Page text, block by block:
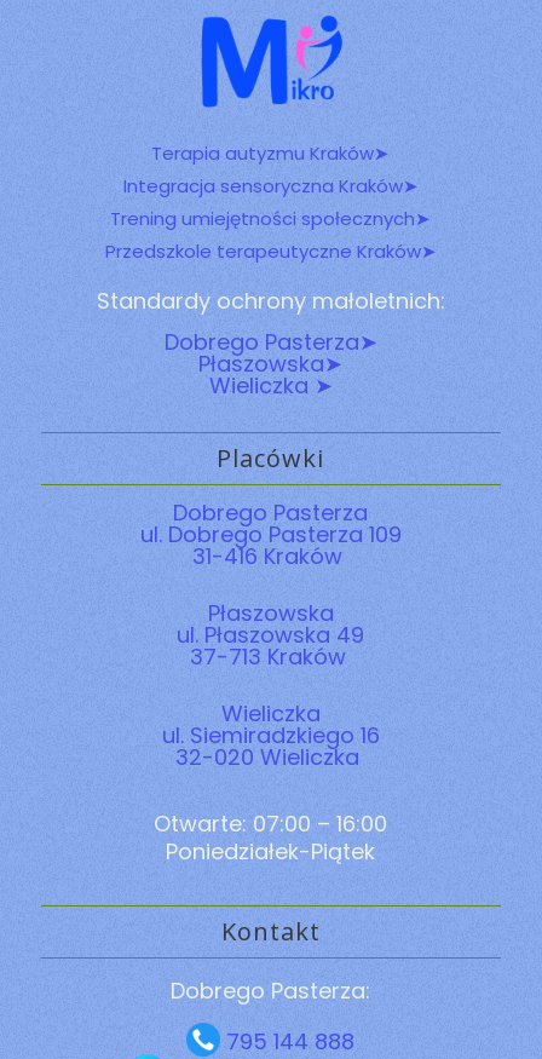
Terapia autyzmu Kraków➤
Integracja sensoryczna Kraków➤
Trening umiejętności społecznych➤
Przedszkole terapeutyczne Kraków➤
Standardy ochrony małoletnich:
Dobrego Pasterza➤
Płaszowska➤
Wieliczka ➤
Placówki
Dobrego Pasterza
ul. Dobrego Pasterza 109
31-416 Kraków
Płaszowska
ul. Płaszowska 49
37-713 Kraków
Wieliczka
ul. Siemiradzkiego 16
32-020 Wieliczka
Otwarte: 07:00 – 16:00
Poniedziałek-Piątek
Kontakt
Dobrego Pasterza:
795 144 888